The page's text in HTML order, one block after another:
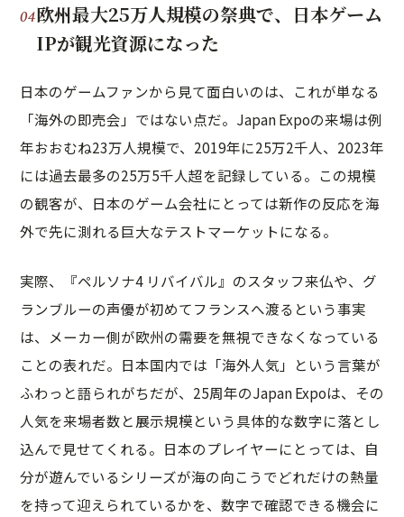
欧州最大25万人規模の祭典で、日本ゲーム
IPが観光資源になった
日本のゲームファンから見て面白いのは、これが単なる
「海外の即売会」ではない点だ。Japan Expoの来場は例
年おおむね23万人規模で、2019年に25万2千人、2023年
には過去最多の25万5千人超を記録している。この規模
の観客が、日本のゲーム会社にとっては新作の反応を海
外で先に測れる巨大なテストマーケットになる。
実際、『ペルソナ4 リバイバル』のスタッフ来仏や、グ
ランブルーの声優が初めてフランスへ渡るという事実
は、メーカー側が欧州の需要を無視できなくなっている
ことの表れだ。日本国内では「海外人気」という言葉が
ふわっと語られがちだが、25周年のJapan Expoは、その
人気を来場者数と展示規模という具体的な数字に落とし
込んで見せてくれる。日本のプレイヤーにとっては、自
分が遊んでいるシリーズが海の向こうでどれだけの熱量
を持って迎えられているかを、数字で確認できる機会に